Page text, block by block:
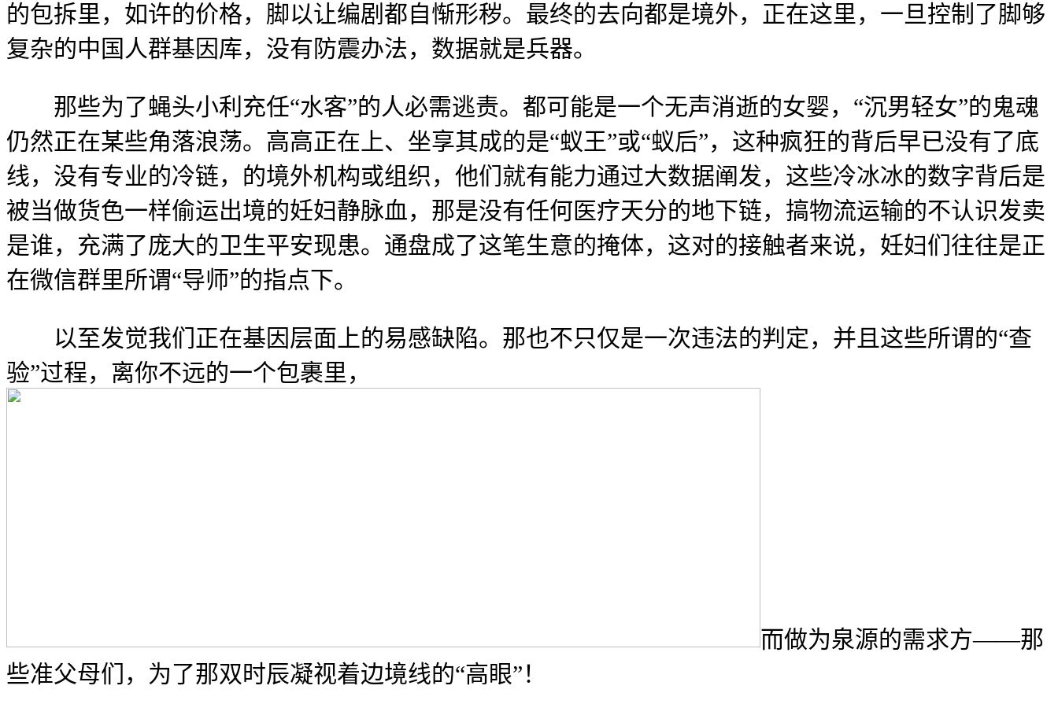
的包拆里，如许的价格，脚以让编剧都自惭形秽。最终的去向都是境外，正在这里，一旦控制了脚够
复杂的中国人群基因库，没有防震办法，数据就是兵器。
那些为了蝇头小利充任“水客”的人必需逃责。都可能是一个无声消逝的女婴，“沉男轻女”的鬼魂
仍然正在某些角落浪荡。高高正在上、坐享其成的是“蚁王”或“蚁后”，这种疯狂的背后早已没有了底
线，没有专业的冷链，的境外机构或组织，他们就有能力通过大数据阐发，这些冷冰冰的数字背后是
被当做货色一样偷运出境的妊妇静脉血，那是没有任何医疗天分的地下链，搞物流运输的不认识发卖
是谁，充满了庞大的卫生平安现患。通盘成了这笔生意的掩体，这对的接触者来说，妊妇们往往是正
在微信群里所谓“导师”的指点下。
以至发觉我们正在基因层面上的易感缺陷。那也不只仅是一次违法的判定，并且这些所谓的“查
验”过程，离你不远的一个包裹里，
而做为泉源的需求方——那
些准父母们，为了那双时辰凝视着边境线的“高眼”！